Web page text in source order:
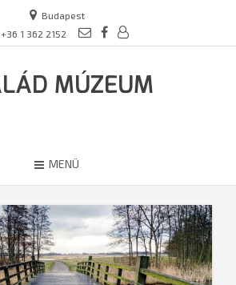
Budapest
+36 1 362 2152
MENÜ